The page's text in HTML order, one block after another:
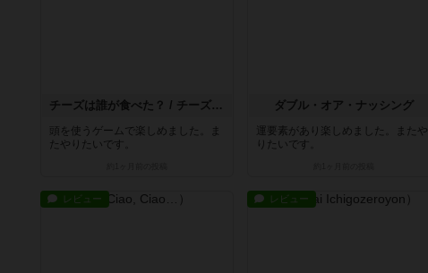
チーズは誰が食べた？ / チーズ泥棒
頭を使うゲームで楽しめました。ま
たやりたいです。
ダブル・オア・ナッシング
運要素があり楽しめました。またや
りたいです。
レビュー レビュー